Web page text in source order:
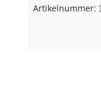
Artikelnummer: